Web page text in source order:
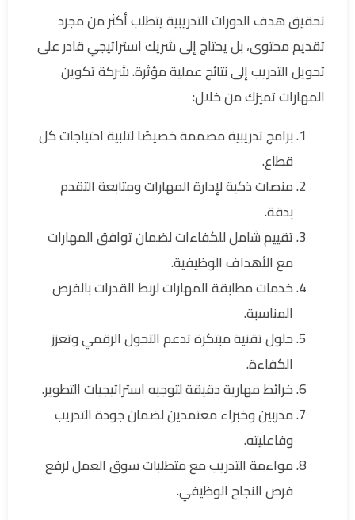
تحقيق هدف الدورات التدريبية يتطلب أكثر من مجرد
تقديم محتوى، بل يحتاج إلى شريك استراتيجي قادر على
تحويل التدريب إلى نتائج عملية مؤثرة. شركة تكوين
المهارات تميزك من خلال:
برامج تدريبية مصممة خصيصًا لتلبية احتياجات كل
قطاع.
منصات ذكية لإدارة المهارات ومتابعة التقدم
بدقة.
تقييم شامل للكفاءات لضمان توافق المهارات
مع الأهداف الوظيفية.
خدمات مطابقة المهارات لربط القدرات بالفرص
المناسبة.
حلول تقنية مبتكرة تدعم التحول الرقمي وتعزز
الكفاءة.
خرائط مهارية دقيقة لتوجيه استراتيجيات التطوير.
مدربين وخبراء معتمدين لضمان جودة التدريب
وفاعليته.
مواءمة التدريب مع متطلبات سوق العمل لرفع
فرص النجاح الوظيفي.